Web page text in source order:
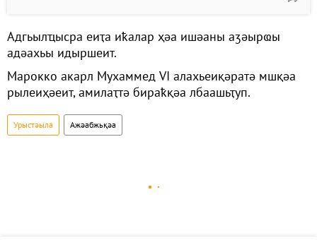
Адгьылҵысра еиҭа иҟалар ҳәа ишәаны аӡәырҩы
адәахьы идыршеит.
Марокко акарл Мухаммед VI алахьеиқәратә мшқәа
рылеиҳәеит, амилаҭтә бираҟқәа лбаашьҭуп.
Урыстәыла Ажәабжьқәа